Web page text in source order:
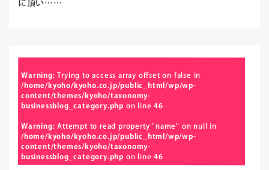
に頂い……
Warning: Trying to access array offset on false in
/home/kyoho/kyoho.co.jp/public_html/wp/wp-
content/themes/kyoho/taxonomy-
businessblog_category.php on line46
Warning: Attempt to read property "name" on null in
/home/kyoho/kyoho.co.jp/public_html/wp/wp-
content/themes/kyoho/taxonomy-
businessblog_category.php on line46